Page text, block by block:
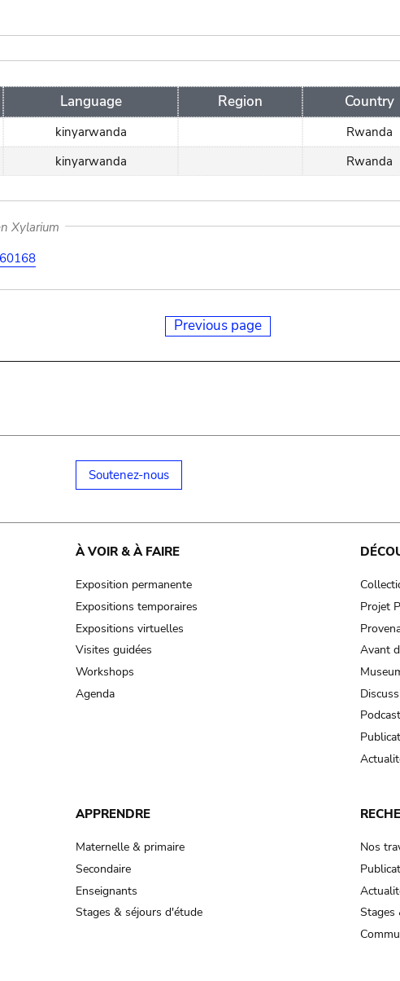
Language Region Country
kinyarwanda Rwanda
kinyarwanda Rwanda
Xylarium
Previous page
Soutenez-nous
À VOIR & À FAIRE
Exposition permanente
Expositions temporaires
Expositions virtuelles
Visites guidées
Workshops
Agenda
Projet
Avant
APPRENDRE
Maternelle & primaire
Secondaire
Enseignants
Stages & séjours d'étude
Nos
Stages